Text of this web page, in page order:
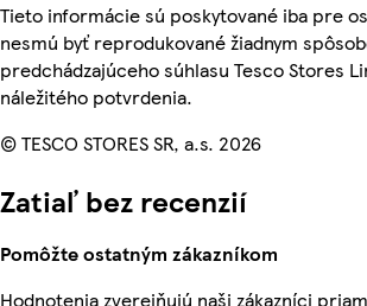
Tieto informácie sú poskytované iba pre
nesmú byť reprodukované žiadnym
predchádzajúceho súhlasu Tesco Stores
náležitého potvrdenia.
© TESCO STORES SR, a.s. 2026
Zatiaľ bez recenzií
Pomôžte ostatným zákazníkom
Hodnotenia zverejňujú naši zákazníci